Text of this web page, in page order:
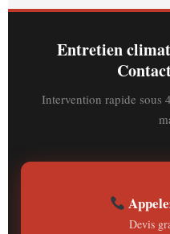
zones humides de la
Entretien
Intervention rapide
Devis